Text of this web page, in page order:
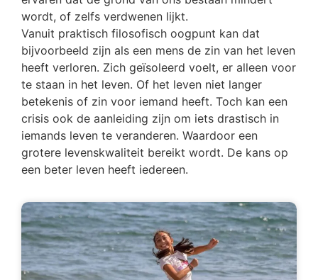
wordt, of zelfs verdwenen lijkt.
Vanuit praktisch filosofisch oogpunt kan dat
bijvoorbeeld zijn als een mens de zin van het leven
heeft verloren. Zich geïsoleerd voelt, er alleen voor
te staan in het leven. Of het leven niet langer
betekenis of zin voor iemand heeft. Toch kan een
crisis ook de aanleiding zijn om iets drastisch in
iemands leven te veranderen. Waardoor een
grotere levenskwaliteit bereikt wordt. De kans op
een beter leven heeft iedereen.